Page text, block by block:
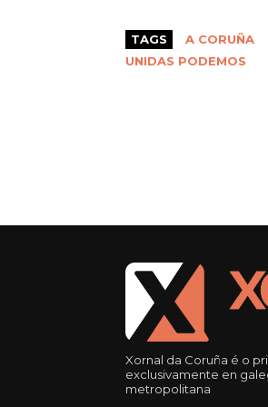
TAGS A CORUÑA
UNIDAS PODEMOS
Xornal da Coruña é o
exclusivamente en
metropolitana